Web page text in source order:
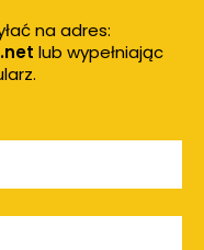
na adres:
lub wypełniając